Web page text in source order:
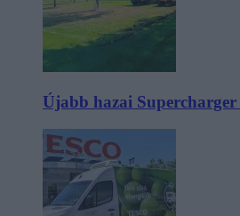
Újabb hazai Supercharger